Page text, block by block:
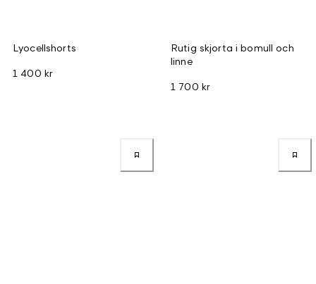
Lyocellshorts
1 400 kr
Rutig skjorta i bomull och
linne
1 700 kr